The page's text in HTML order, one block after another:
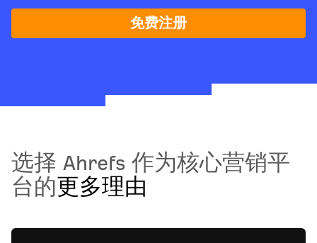
免费注册
选择 Ahrefs 作为核心营销平
台的 更多理由